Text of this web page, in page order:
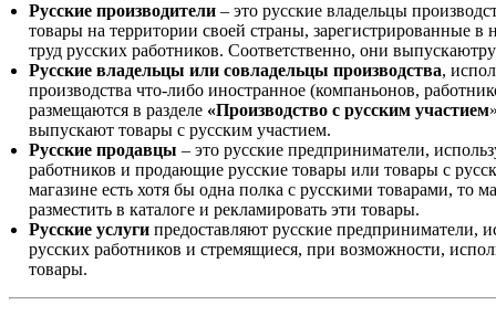
Русские производители – это русские владельцы
товары на территории своей страны, зарегистрированные
труд русских работников. Соответственно, они
Русские владельцы или совладельцы производства,
производства что-либо иностранное (компаньонов,
размещаются в разделе «Производство с русским участием
выпускают товары с русским участием.
Русские продавцы – это русские предприниматели,
работников и продающие русские товары или товары с
магазине есть хотя бы одна полка с русскими товарами, то
разместить в каталоге и рекламировать эти товары.
Русские услуги предоставляют русские предприниматели,
русских работников и стремящиеся, при возможности,
товары.